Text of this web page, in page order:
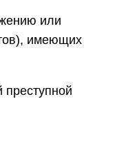
или
имеющих